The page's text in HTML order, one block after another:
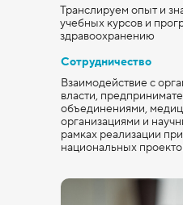
Сотрудничество
Взаимодействие с
власти,
объединениями,
организациями и
рамках реализации
национальных
Транслируем опыт и
учебных курсов и
здравоохранению